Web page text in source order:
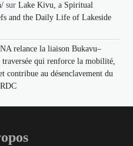
surLake Kivu, a Spiritual
and the Daily Life of Lakeside
relance la liaison Bukavu–
qui renforce la mobilité,
contribue au désenclavement du